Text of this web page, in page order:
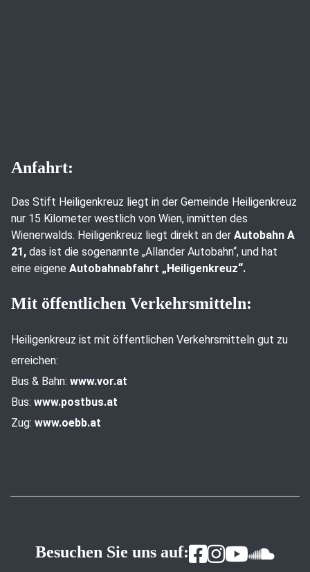
Anfahrt:
Das Stift Heiligenkreuz liegt in der Gemeinde Heiligenkreuz
nur 15 Kilometer westlich von Wien, inmitten des
Wienerwalds. Heiligenkreuz liegt direkt an der Autobahn A
21, das ist die sogenannte „Allander Autobahn“, und hat
eine eigene Autobahnabfahrt „Heiligenkreuz“.
Mit öffentlichen Verkehrsmitteln:
Heiligenkreuz ist mit öffentlichen Verkehrsmitteln gut zu
erreichen:
Bus & Bahn: www.vor.at
Bus: www.postbus.at
Zug: www.oebb.at
Besuchen Sie uns auf: